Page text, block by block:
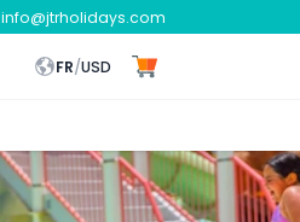
info@jtrholidays.com
FR/USD